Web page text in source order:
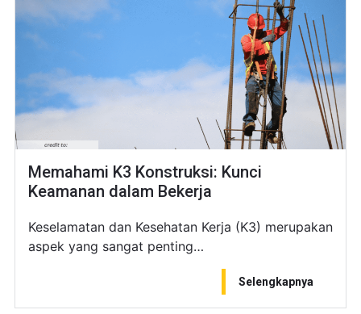
Memahami K3 Konstruksi: Kunci
Keamanan dalam Bekerja
Keselamatan dan Kesehatan Kerja (K3) merupakan
aspek yang sangat penting…
Selengkapnya